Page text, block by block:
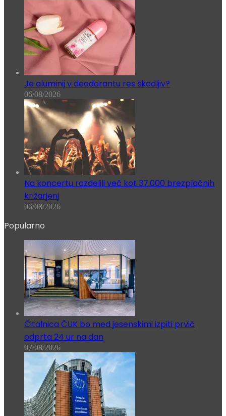
Je aluminij v deodorantu res škodljiv?
06/08/2026
Na koncertu razdelili več kot 37.000 brezplačnih
križarjenj
06/08/2026
Popularno
Čitalnica ČUK bo med jesenskimi izpiti prvič
odprta 24 ur na dan
07/08/2026